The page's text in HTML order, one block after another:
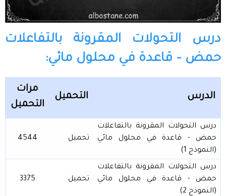
درس التحولات المقرونة بالتفاعلات
حمض – قاعدة في محلول مائي:
الدرس التحميل
مرات
التحميل
درس التحولات المقرونة بالتفاعلات
حمض - قاعدة في محلول مائي
(النموذج 1)
تحميل 4544
درس التحولات المقرونة بالتفاعلات
حمض - قاعدة في محلول مائي
(النموذج 2)
تحميل 3375